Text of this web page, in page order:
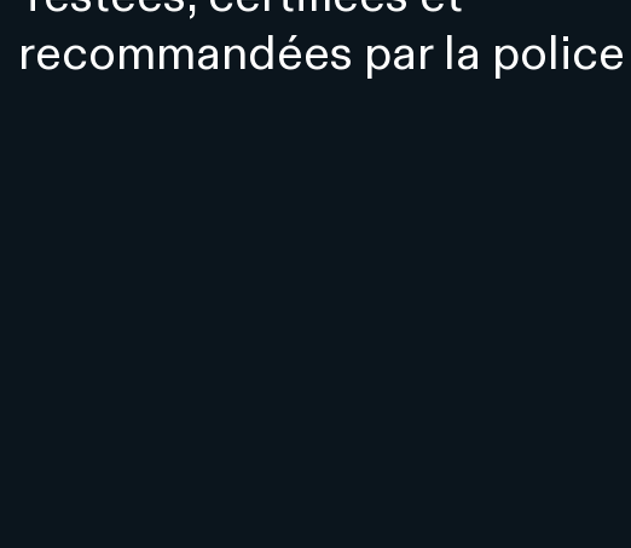
recommandées par la police